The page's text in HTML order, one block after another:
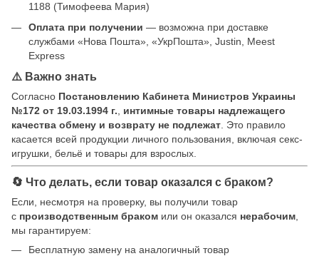
1188 (Тимофеева Мария)
Оплата при получении — возможна при доставке
службами «Нова Пошта», «УкрПошта», Justin, Meest
Express
⚠️ Важно знать
Согласно Постановлению Кабинета Министров Украины
№172 от 19.03.1994 г.
интимные товары надлежащего
качества обмену и возврату не подлежат . Это правило
касается всей продукции личного пользования, включая секс-
игрушки, бельё и товары для взрослых.
🔄 Что делать, если товар оказался с браком?
Если, несмотря на проверку, вы получили товар
с производственным браком или он оказался нерабочим
мы гарантируем:
Бесплатную замену на аналогичный товар